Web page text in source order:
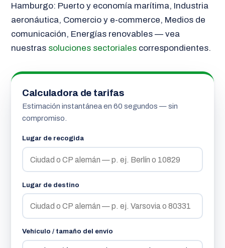
Hamburgo: Puerto y economía marítima, Industria
aeronáutica, Comercio y e-commerce, Medios de
comunicación, Energías renovables — vea
nuestras soluciones sectorialescorrespondientes.
Calculadora de tarifas
Estimación instantánea en 60 segundos — sin
compromiso.
Lugar de recogida
Lugar de destino
Vehículo / tamaño del envío